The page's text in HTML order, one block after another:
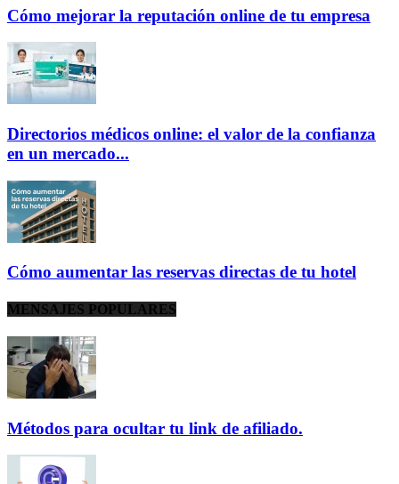
Cómo mejorar la reputación online de tu empresa
Directorios médicos online: el valor de la confianza
en un mercado...
Cómo aumentar las reservas directas de tu hotel
MENSAJES POPULARES
Métodos para ocultar tu link de afiliado.